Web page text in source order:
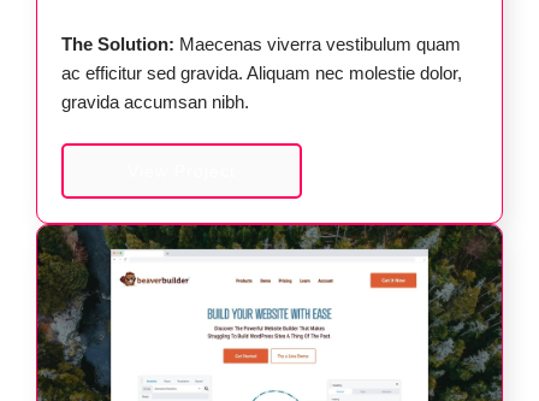
The Solution: Maecenas viverra vestibulum quam
ac efficitur sed gravida. Aliquam nec molestie dolor,
gravida accumsan nibh.